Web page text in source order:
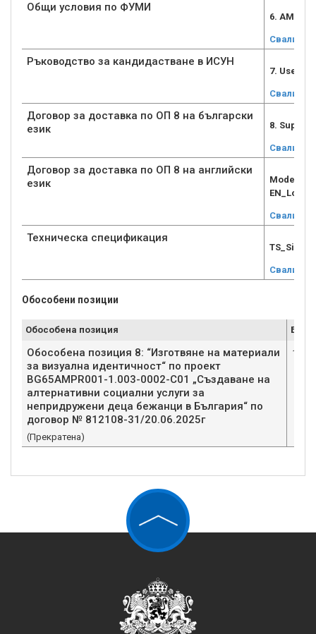
Общи условия по ФУМИ
6.
Свали
Ръководство за кандидастване в ИСУН
7.
Свали
Договор за доставка по ОП 8 на български
език
8.
Свали
Договор за доставка по ОП 8 на английски
език
Model
Свали
Техническа спецификация
Свали
Обособени позиции
Обособена позиция Брой
Обособена позиция 8: “Изготвяне на материали
за визуална идентичност“ по проект
BG65AMPR001-1.003-0002-C01 „Създаване на
алтернативни социални услуги за
непридружени деца бежанци в България“ по
договор № 812108-31/20.06.2025г
(Прекратена)
1